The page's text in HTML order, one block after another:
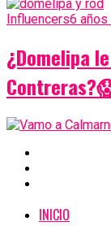
Influencers6 años
¿Domelipa
INICIO